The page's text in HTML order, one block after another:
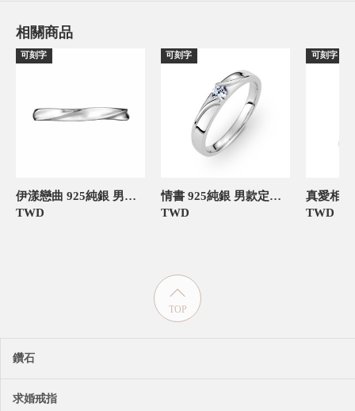
相關商品
可刻字
伊漾戀曲 925純銀 男款定情對戒
TWD
可刻字
情書 925純銀 男款定情對戒
TWD
可刻字
TWD
TOP
鑽石
求婚戒指